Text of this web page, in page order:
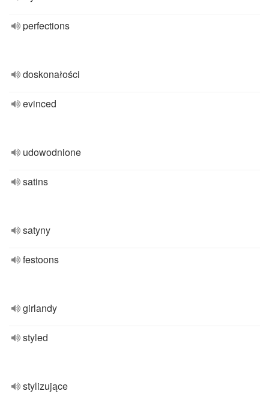
perfections
doskonałości
evinced
udowodnione
satins
satyny
festoons
girlandy
styled
stylizujące